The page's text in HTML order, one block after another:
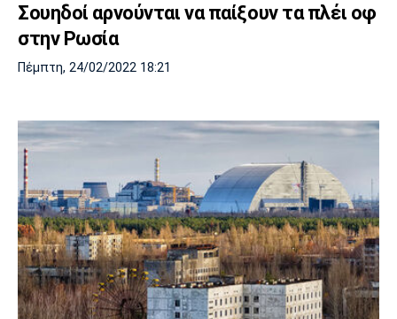
Σουηδοί αρνούνται να παίξουν τα πλέι οφ
στην Ρωσία
Πέμπτη, 24/02/2022 18:21